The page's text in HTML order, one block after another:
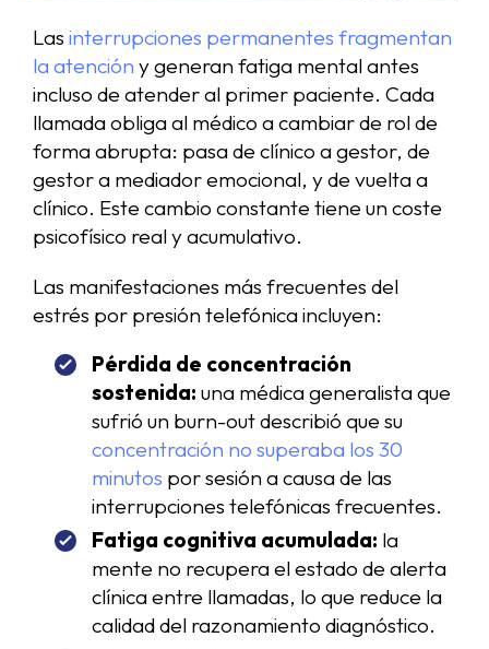
Las interrupciones permanentes fragmentan
la atención y generan fatiga mental antes
incluso de atender al primer paciente. Cada
llamada obliga al médico a cambiar de rol de
forma abrupta: pasa de clínico a gestor, de
gestor a mediador emocional, y de vuelta a
clínico. Este cambio constante tiene un coste
psicofísico real y acumulativo.
Las manifestaciones más frecuentes del
estrés por presión telefónica incluyen:
Pérdida de concentración
sostenida: una médica generalista que
sufrió un burn-out describió que su
concentración no superaba los 30
minutos por sesión a causa de las
interrupciones telefónicas frecuentes.
Fatiga cognitiva acumulada: la
mente no recupera el estado de alerta
clínica entre llamadas, lo que reduce la
calidad del razonamiento diagnóstico.